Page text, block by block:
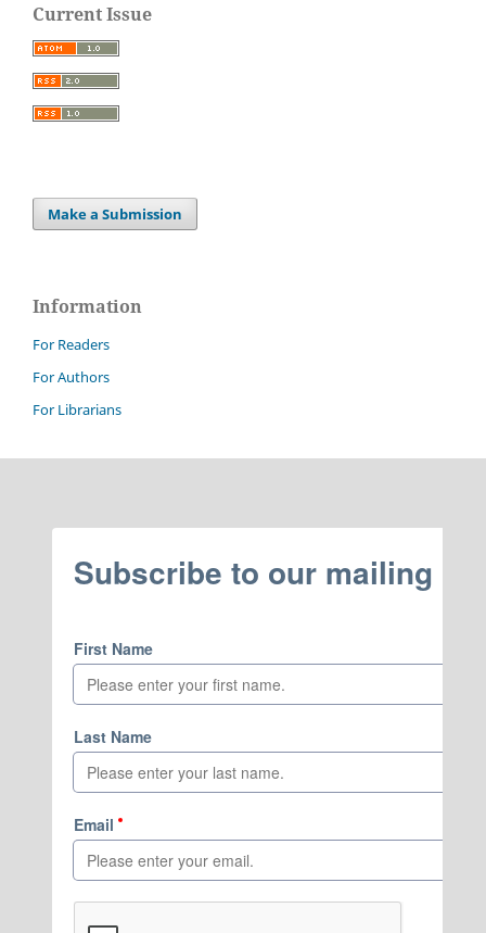
Current Issue
Make a Submission
Information
For Readers
For Authors
For Librarians